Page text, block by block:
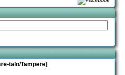
talo/Tampere]